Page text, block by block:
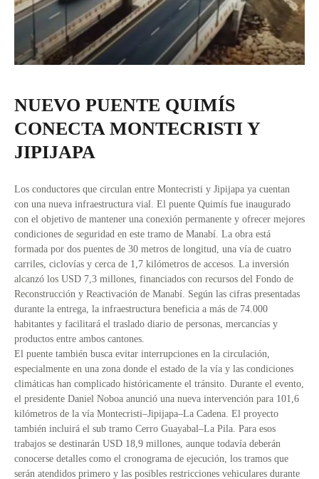
NUEVO PUENTE QUIMÍS
CONECTA MONTECRISTI Y
JIPIJAPA
Los conductores que circulan entre Montecristi y Jipijapa ya cuentan
con una nueva infraestructura vial. El puente Quimís fue inaugurado
con el objetivo de mantener una conexión permanente y ofrecer mejores
condiciones de seguridad en este tramo de Manabí. La obra está
formada por dos puentes de 30 metros de longitud, una vía de cuatro
carriles, ciclovías y cerca de 1,7 kilómetros de accesos. La inversión
alcanzó los USD 7,3 millones, financiados con recursos del Fondo de
Reconstrucción y Reactivación de Manabí. Según las cifras presentadas
durante la entrega, la infraestructura beneficia a más de 74.000
habitantes y facilitará el traslado diario de personas, mercancías y
productos entre ambos cantones.
El puente también busca evitar interrupciones en la circulación,
especialmente en una zona donde el estado de la vía y las condiciones
climáticas han complicado históricamente el tránsito. Durante el evento,
el presidente Daniel Noboa anunció una nueva intervención para 101,6
kilómetros de la vía Montecristi–Jipijapa–La Cadena. El proyecto
también incluirá el sub tramo Cerro Guayabal–La Pila. Para esos
trabajos se destinarán USD 18,9 millones, aunque todavía deberán
conocerse detalles como el cronograma de ejecución, los tramos que
serán atendidos primero y las posibles restricciones vehiculares durante